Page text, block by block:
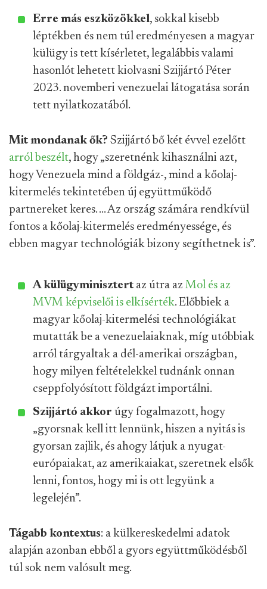
Erre más eszközökkel, sokkal kisebb
léptékben és nem túl eredményesen a magyar
külügy is tett kísérletet, legalábbis valami
hasonlót lehetett kiolvasni Szijjártó Péter
2023. novemberi venezuelai látogatása során
tett nyilatkozatából.
Mit mondanak ők? Szijjártó bő két évvel ezelőtt
arról beszélt, hogy „szeretnénk kihasználni azt,
hogy Venezuela mind a földgáz-, mind a kőolaj-
kitermelés tekintetében új együttműködő
partnereket keres. ... Az ország számára rendkívül
fontos a kőolaj-kitermelés eredményessége, és
ebben magyar technológiák bizony segíthetnek is”.
A külügyminisztert az útra az Mol és az
MVM képviselői is elkísérték. Előbbiek a
magyar kőolaj-kitermelési technológiákat
mutatták be a venezuelaiaknak, míg utóbbiak
arról tárgyaltak a dél-amerikai országban,
hogy milyen feltételekkel tudnánk onnan
cseppfolyósított földgázt importálni.
Szijjártó akkor úgy fogalmazott, hogy
„gyorsnak kell itt lennünk, hiszen a nyitás is
gyorsan zajlik, és ahogy látjuk a nyugat-
európaiakat, az amerikaiakat, szeretnek elsők
lenni, fontos, hogy mi is ott legyünk a
legelején”.
Tágabb kontextus: a külkereskedelmi adatok
alapján azonban ebből a gyors együttműködésből
túl sok nem valósult meg.